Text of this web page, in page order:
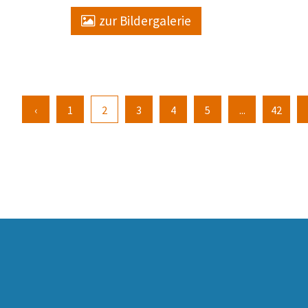
zur Bildergalerie
‹ 1 2 3 4 5 ... 42